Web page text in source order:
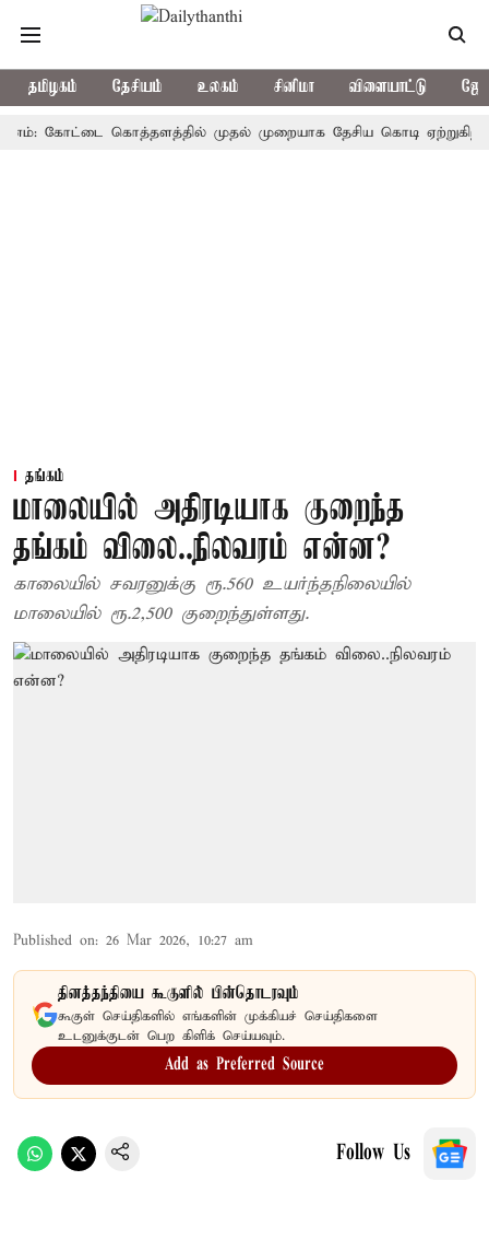
தமிழகம் தேசியம் உலகம் சினிமா விளையாட்டு
கோட்டை கொத்தளத்தில் முதல் முறையாக தேசிய கொடி ஏற்றுகிறார்,
தங்கம்
மாலையில் அதிரடியாக குறைந்த
தங்கம் விலை..நிலவரம் என்ன?
காலையில் சவரனுக்கு ரூ.560 உயர்ந்தநிலையில்
மாலையில் ரூ.2,500 குறைந்துள்ளது.
Published on: 26 Mar 2026, 10:27 am
தினத்தந்தியை கூகுளில் பின்தொடரவும்
கூகுள் செய்திகளில் எங்களின் முக்கியச் செய்திகளை
உடனுக்குடன் பெற கிளிக் செய்யவும்.
Add as Preferred Source
Follow Us